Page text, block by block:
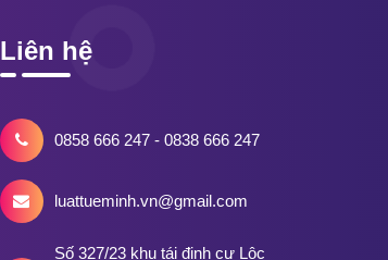
Liên hệ
0858 666 247 - 0838 666 247
luattueminh.vn@gmail.com
Số 327/23 khu tái định cư Lộc